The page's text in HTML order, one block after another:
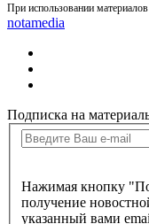
При использовании
notamedia
Подписка на
Нажимая кнопку
получение
указанный вами